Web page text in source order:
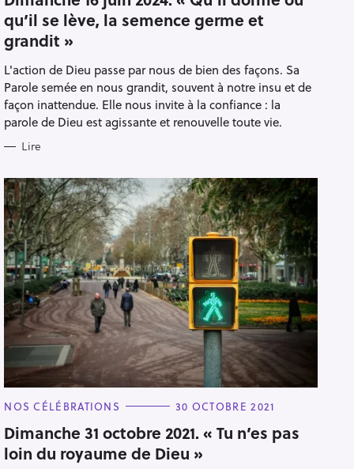
E
G
O
R
I
S
qu’il se lève, la semence germe et
grandit »
L'action de Dieu passe par nous de bien des façons. Sa
Parole semée en nous grandit, souvent à notre insu et de
façon inattendue. Elle nous invite à la confiance : la
parole de Dieu est agissante et renouvelle toute vie.
Lire
C
T
E
G
O
NOS CÉLÉBRATIONS 30 OCTOBRE 2021
Dimanche 31 octobre 2021. « Tu n’es pas
loin du royaume de Dieu »
Pour effacer la recherche appuyez sur